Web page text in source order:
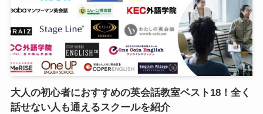
大人の初心者におすすめの英会話教室ベスト18！全く
話せない人も通えるスクールを紹介